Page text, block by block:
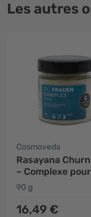
Les autres
Cosmoveda
Rasayana
– Complexe
femmes
90 g
16,49 €